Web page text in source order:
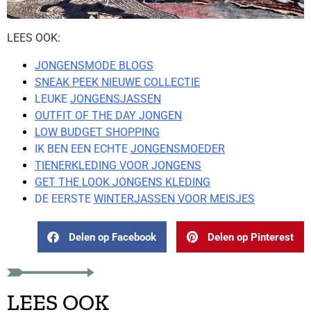
LEES OOK:
JONGENSMODE BLOGS
SNEAK PEEK NIEUWE COLLECTIE
LEUKE JONGENSJASSEN
OUTFIT OF THE DAY JONGEN
LOW BUDGET SHOPPING
IK BEN EEN ECHTE JONGENSMOEDER
TIENERKLEDING VOOR JONGENS
GET THE LOOK JONGENS KLEDING
DE EERSTE WINTERJASSEN VOOR MEISJES
Delen op Facebook Delen op Pinterest
LEES OOK